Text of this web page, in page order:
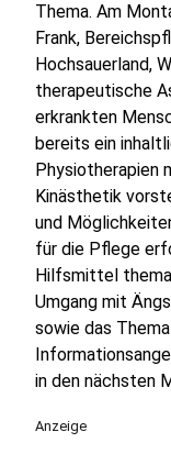
Thema. Am
Frank,
Hochsauerland,
therapeutische
erkrankten
bereits ein
Physiotherapien
Kinästhetik
und
für die Pflege
Hilfsmittel
Umgang mit
sowie das
in den nächsten
Anzeige